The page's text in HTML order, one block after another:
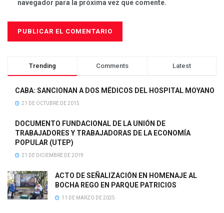
navegador para la próxima vez que comente.
Trending Comments Latest
CABA: SANCIONAN A DOS MÉDICOS DEL HOSPITAL MOYANO
21 DE OCTUBRE DE 2015
DOCUMENTO FUNDACIONAL DE LA UNIÓN DE
TRABAJADORES Y TRABAJADORAS DE LA ECONOMÍA
POPULAR (UTEP)
21 DE DICIEMBRE DE 2019
ACTO DE SEÑALIZACIÓN EN HOMENAJE AL
BOCHA REGO EN PARQUE PATRICIOS
11 DE MARZO DE 2025